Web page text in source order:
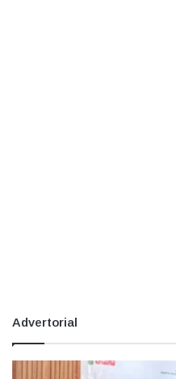
Advertorial